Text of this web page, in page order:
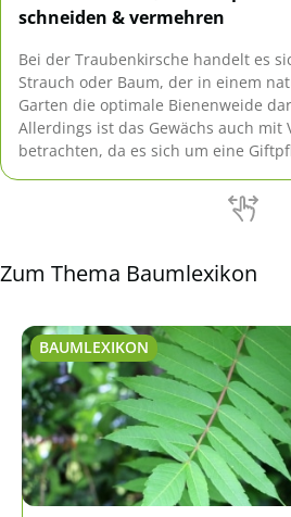
schneiden & vermehren
Bei der Traubenkirsche handelt es
Strauch oder Baum, der in einem
Garten die optimale Bienenweide
Allerdings ist das Gewächs auch mit
betrachten, da es sich um eine
Zum Thema Baumlexikon
BAUMLEXIKON